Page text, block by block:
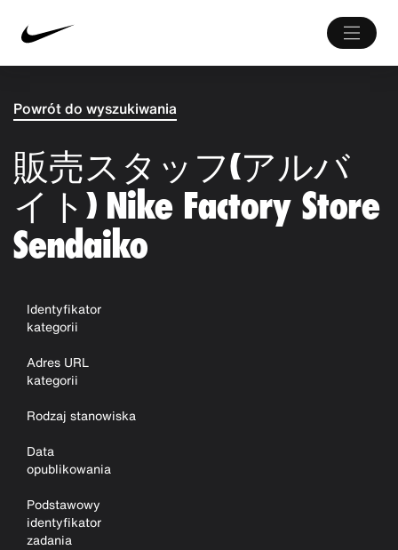
Powrót do wyszukiwania
販売スタッフ(アルバ
イト) Nike Factory Store
Sendaiko
Identyfikator
kategorii
Adres URL
kategorii
Rodzaj stanowiska
Data
opublikowania
Podstawowy
identyfikator
zadania